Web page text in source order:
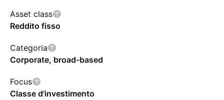
Asset class
Reddito fisso
Categoria
Corporate, broad-based
Focus
Classe d'investimento